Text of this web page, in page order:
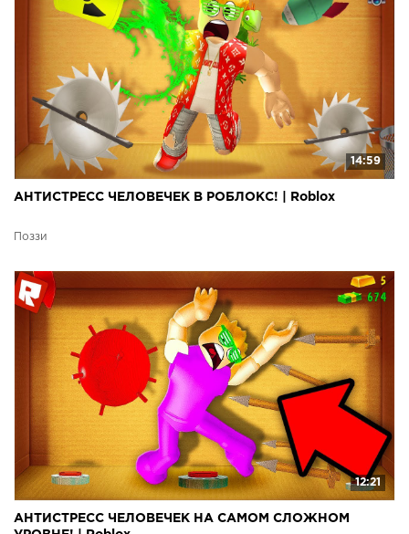
14:59
АНТИСТРЕСС ЧЕЛОВЕЧЕК В РОБЛОКС! | Roblox
Поззи
12:21
АНТИСТРЕСС ЧЕЛОВЕЧЕК НА САМОМ СЛОЖНОМ